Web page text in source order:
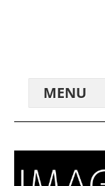
MENU
WIR